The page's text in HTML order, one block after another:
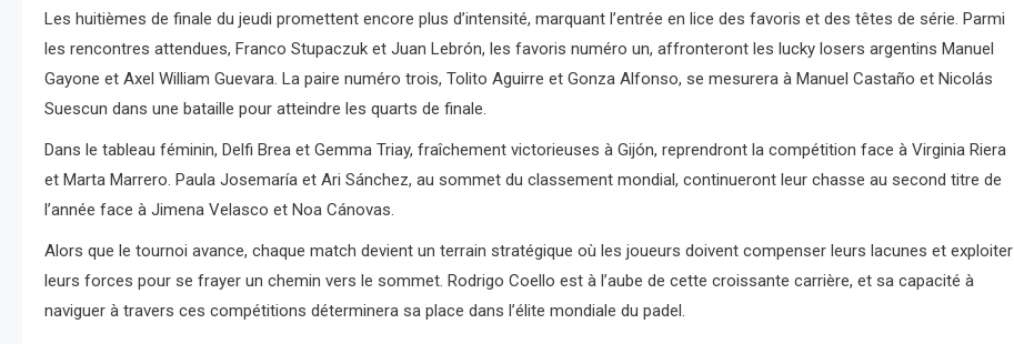
Les huitièmes de finale du jeudi promettent encore plus d’intensité, marquant l’entrée en lice des favoris et des têtes de série. Parmi
les rencontres attendues, Franco Stupaczuk et Juan Lebrón, les favoris numéro un, affronteront les lucky losers argentins Manuel
Gayone et Axel William Guevara. La paire numéro trois, Tolito Aguirre et Gonza Alfonso, se mesurera à Manuel Castaño et Nicolás
Suescun dans une bataille pour atteindre les quarts de finale.
Dans le tableau féminin, Delfi Brea et Gemma Triay, fraîchement victorieuses à Gijón, reprendront la compétition face à Virginia Riera
et Marta Marrero. Paula Josemaría et Ari Sánchez, au sommet du classement mondial, continueront leur chasse au second titre de
l’année face à Jimena Velasco et Noa Cánovas.
Alors que le tournoi avance, chaque match devient un terrain stratégique où les joueurs doivent compenser leurs lacunes et exploiter
leurs forces pour se frayer un chemin vers le sommet. Rodrigo Coello est à l’aube de cette croissante carrière, et sa capacité à
naviguer à travers ces compétitions déterminera sa place dans l’élite mondiale du padel.